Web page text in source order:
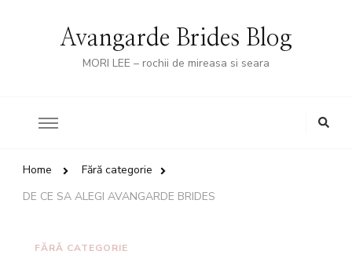
Avangarde Brides Blog
MORI LEE – rochii de mireasa si seara
Home
Fără categorie
DE CE SA ALEGI AVANGARDE BRIDES
FĂRĂ CATEGORIE